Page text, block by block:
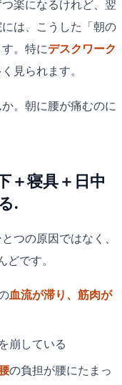
楽になるけれど、翌
は、こうした「朝の
。特にデスクワーク
見られます。
。朝に腰が痛むのに
＋寝具＋日中
.
つの原因ではなく、
どです。
血流が滞り、筋肉が
崩している
の負担が腰にたまっ